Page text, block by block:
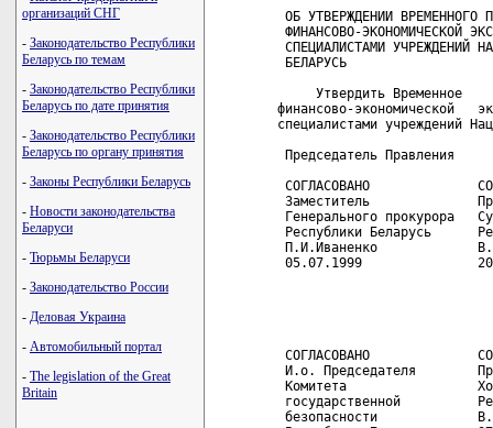
организаций СНГ
- Законодательство Республики
Беларусь по темам
- Законодательство Республики
Беларусь по дате принятия
- Законодательство Республики
Беларусь по органу принятия
- Законы Республики Беларусь
- Новости законодательства
Беларуси
- Тюрьмы Беларуси
- Законодательство России
- Деловая Украина
- Автомобильный портал
- The legislation of the Great
Britain